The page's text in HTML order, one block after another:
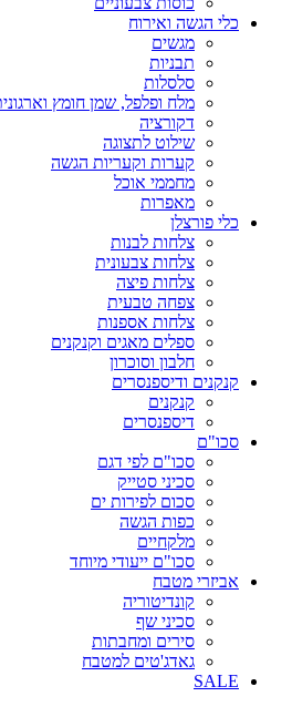
כלי הגשה ואירוח
מגשים
תבניות
סלסלות
מלח ופלפל, שמן חומץ
דקורציה
שילוט לתצוגה
קערות וקעריות הגשה
מחממי אוכל
מאפרות
כלי פורצלן
צלחות לבנות
צלחות צבעונית
צלחות פיצה
צפחה טבעית
צלחות אספנות
ספלים מאגים וקנקנים
חלבון וסוכרון
קנקנים ודיספנסרים
קנקנים
דיספנסרים
סכו"ם
סכו"ם לפי דגם
סכיני סטייק
סכום לפירות ים
כפות הגשה
מלקחיים
סכו"ם ייעודי מיוחד
אביזרי מטבח
קונדיטוריה
סכיני שף
סירים ומחבתות
גאדג'טים למטבח
SALE